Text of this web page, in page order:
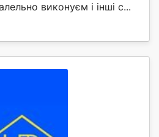
виконуєм і інші с...